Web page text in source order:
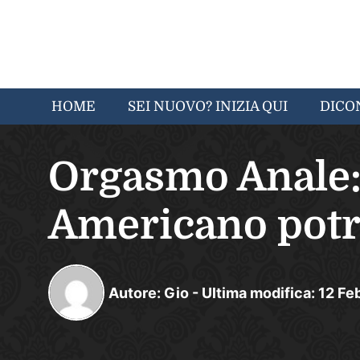
HOME SEI NUOVO? INIZIA QUI
Orgasmo
Americano
Autore: Gio - Ultima modifica:12